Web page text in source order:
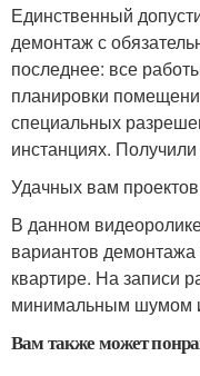
Единственный
демонтаж с
последнее: все
планировки
специальных
инстанциях.
Удачных вам
В данном
вариантов демонтажа
квартире. На записи
минимальным шумом
Вам также может